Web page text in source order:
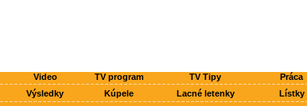
Video TV program TV Tipy
Práca
Výsledky Kúpele Lacné letenky
Lístky